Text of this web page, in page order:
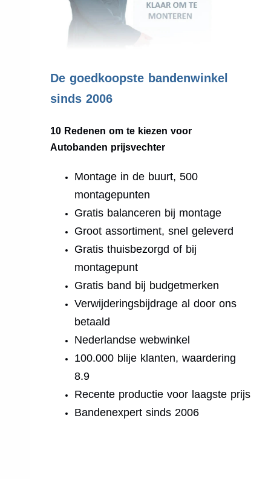
De goedkoopste bandenwinkel
sinds 2006
10 Redenen om te kiezen voor
Autobanden prijsvechter
Montage in de buurt, 500
montagepunten
Gratis balanceren bij montage
Groot assortiment, snel geleverd
Gratis thuisbezorgd of bij
montagepunt
Gratis band bij budgetmerken
Verwijderingsbijdrage al door ons
betaald
Nederlandse webwinkel
100.000 blije klanten, waardering
8.9
Recente productie voor laagste prijs
Bandenexpert sinds 2006